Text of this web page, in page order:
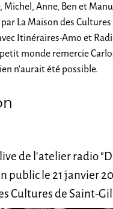
Michel, Anne, Ben et Manu
La Maison des
Itinéraires-Amo et
monde remercie
n’aurait été possible.
de l’atelier radio
public le 21 janvier
Cultures de Saint-